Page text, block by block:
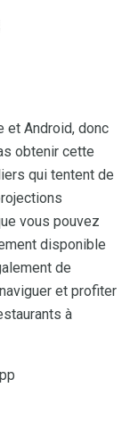
et Android, donc
obtenir cette
qui tentent de
vous pouvez
disponible
de
et profiter
à